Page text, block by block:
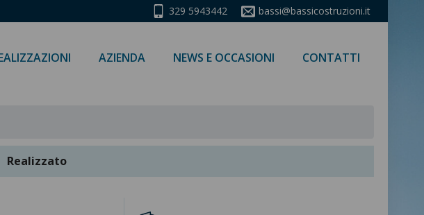
329 5943442 bassi@bassicostruzioni.it
AZIENDA NEWS E OCCASIONI CONTATTI
Realizzato